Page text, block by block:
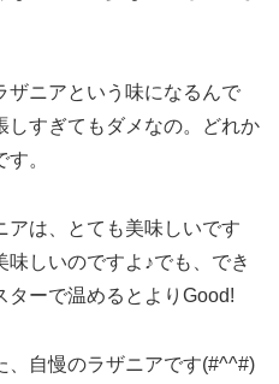
ザニアという味になるんで
しすぎてもダメなの。どれか
。
アは、とても美味しいです
しいのですよ♪でも、でき
ターで温めるとよりGood!
、自慢のラザニアです(#^^#)